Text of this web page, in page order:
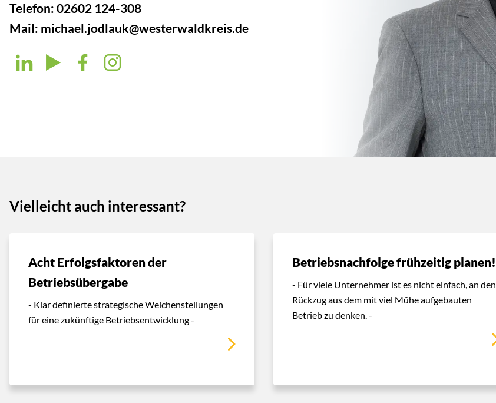
Telefon:02602 124-308
Mail: michael.jodlauk@westerwaldkreis.de
Vielleicht auch interessant?
Acht Erfolgsfaktoren der
Betriebsübergabe
- Klar definierte strategische Weichenstellungen
für eine zukünftige Betriebsentwicklung -
Betriebsnachfolge frühzeitig planen!
- Für viele Unternehmer ist es nicht einfach, an den
Rückzug aus dem mit viel Mühe aufgebauten
Betrieb zu denken. -